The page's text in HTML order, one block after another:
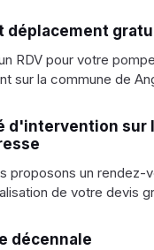
déplacement
RDV pour votre
sur la commune de
d'intervention sur
proposons un rendez-
de votre devis
décennale